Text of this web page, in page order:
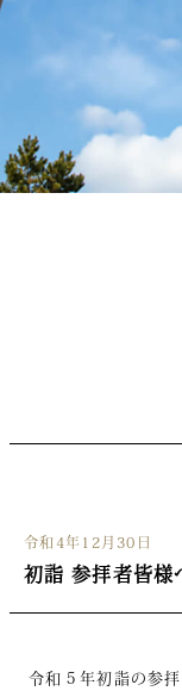
令和4年12月30日
初詣 参拝者皆様
令和５年初詣の参